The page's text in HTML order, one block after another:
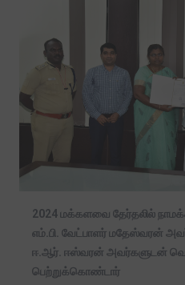
2024 மக்களவை தேர்தலில்
எம்.பி. வேட்பாளர் மதேஸ்வரன்
ஈ.ஆர். ஈஸ்வரன் அவர்களுடன்
பெற்றுக்கொண்டார்